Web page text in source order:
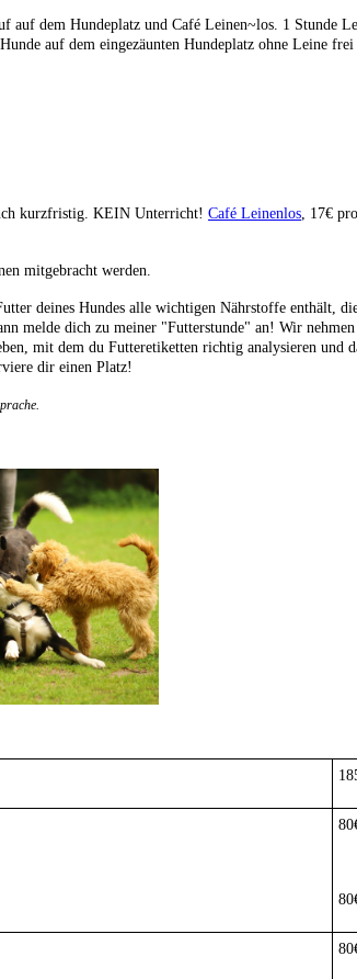
auf dem Hundeplatz und Café Leinen~los. 1 Stunde
auf dem eingezäunten Hundeplatz ohne Leine frei
kurzfristig. KEIN Unterricht! Café Leinenlos, 17€
mitgebracht werden.
deines Hundes alle wichtigen Nährstoffe enthält,
melde dich zu meiner "Futterstunde" an! Wir nehmen
mit dem du Futteretiketten richtig analysieren und
dir einen Platz!